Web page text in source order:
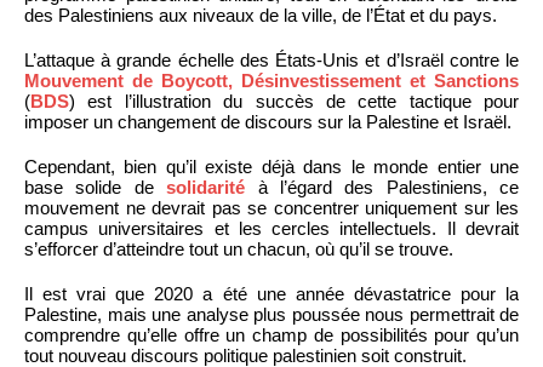
des Palestiniens aux niveaux de la ville, de l’État et du pays.
L’attaque à grande échelle des États-Unis et d’Israël contre le
Mouvement de Boycott, Désinvestissement et Sanctions
(BDS) est l’illustration du succès de cette tactique pour
imposer un changement de discours sur la Palestine et Israël.
Cependant, bien qu’il existe déjà dans le monde entier une
base solide desolidarité à l’égard des Palestiniens, ce
mouvement ne devrait pas se concentrer uniquement sur les
campus universitaires et les cercles intellectuels. Il devrait
s’efforcer d’atteindre tout un chacun, où qu’il se trouve.
Il est vrai que 2020 a été une année dévastatrice pour la
Palestine, mais une analyse plus poussée nous permettrait de
comprendre qu’elle offre un champ de possibilités pour qu’un
tout nouveau discours politique palestinien soit construit.